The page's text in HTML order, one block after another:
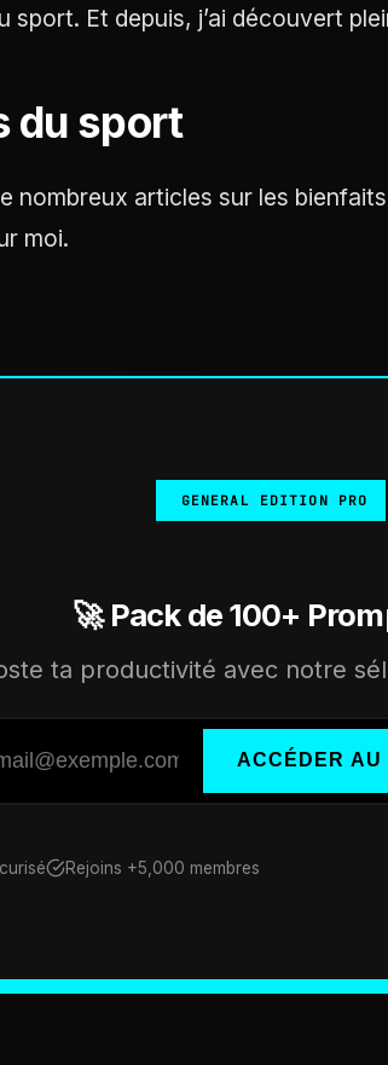
sport. Et depuis, j’ai découvert
du sport
nombreux articles sur les
moi.
GENERAL EDITION PRO
🚀 Pack de 100+
ta productivité avec notre
ACCÉDER AU
Rejoins +5,000 membres